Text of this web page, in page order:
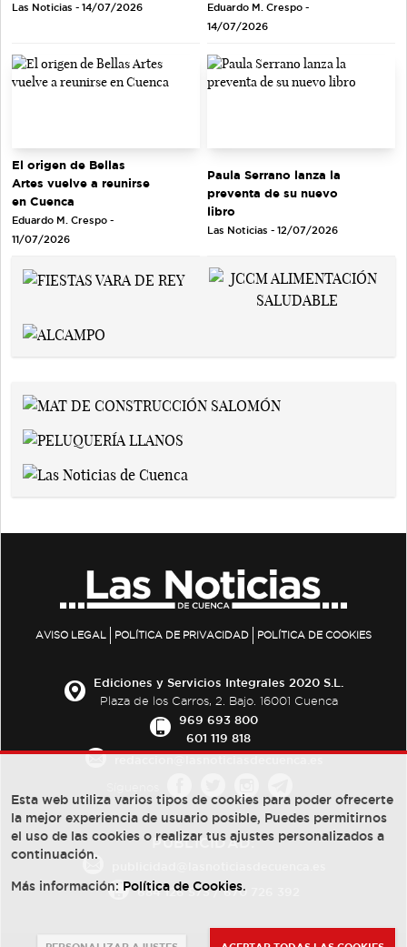
Las Noticias - 14/07/2026
Eduardo M. Crespo -
14/07/2026
El origen de Bellas
Artes vuelve a reunirse
en Cuenca
Eduardo M. Crespo -
11/07/2026
Paula Serrano lanza la
preventa de su nuevo
libro
Las Noticias - 12/07/2026
AVISO LEGAL POLÍTICA DE PRIVACIDAD POLÍTICA DE COOKIES
Ediciones y Servicios Integrales 2020 S.L.
Plaza de los Carros, 2. Bajo. 16001 Cuenca
969 693 800
601 119 818
PUBLICIDAD:
684 126 573/670 726 392
Esta web utiliza varios tipos de cookies para poder ofrecerte
la mejor experiencia de usuario posible, Puedes permitirnos
el uso de las cookies o realizar tus ajustes personalizados a
continuación.
Más información: Política de Cookies.